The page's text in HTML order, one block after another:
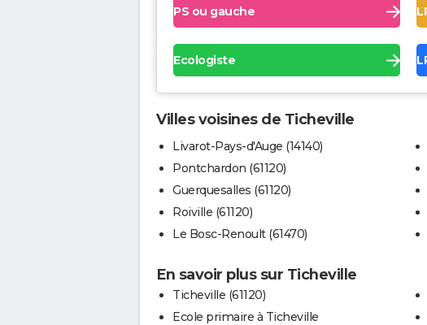
PS ou gauche
Ecologiste
Villes voisines de Ticheville
Livarot-Pays-d'Auge (14140)
Pontchardon (61120)
Guerquesalles (61120)
Roiville (61120)
Le Bosc-Renoult (61470)
En savoir plus sur Ticheville
Ticheville (61120)
Ecole primaire à Ticheville